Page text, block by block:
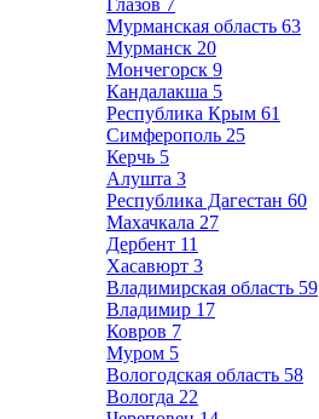
Глазов 7
Мурманская область 63
Мурманск 20
Мончегорск 9
Кандалакша 5
Республика Крым 61
Симферополь 25
Керчь 5
Алушта 3
Республика Дагестан 60
Махачкала 27
Дербент 11
Хасавюрт 3
Владимирская область 59
Владимир 17
Ковров 7
Муром 5
Вологодская область 58
Вологда 22